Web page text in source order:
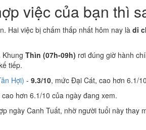
việc của bạn thì
Hai việc bị chấm thấp nhất hôm nay là di
Khung Thìn (07h-09h) rơi đúng giờ hành
tiếp.
Hợi) - 9.3/10, mức Đại Cát, cao hơn 6.1/
hơn 6.1/10 của ngày đang xem.
ngày Canh Tuất, nhờ người tuổi này thay